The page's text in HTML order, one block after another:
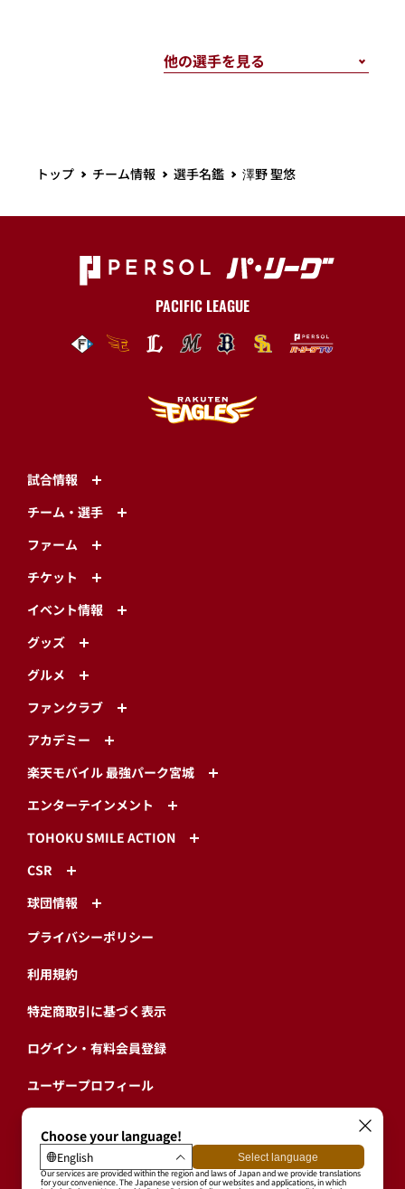
トップ チーム情報 選手名鑑 澤野 聖悠
PACIFIC LEAGUE
試合情報
チーム・選手
ファーム
チケット
イベント情報
グッズ
グルメ
ファンクラブ
アカデミー
楽天モバイル 最強パーク宮城
エンターテインメント
TOHOKU SMILE ACTION
CSR
球団情報
プライバシーポリシー
利用規約
特定商取引に基づく表示
ログイン・有料会員登録
ユーザープロフィール
退会